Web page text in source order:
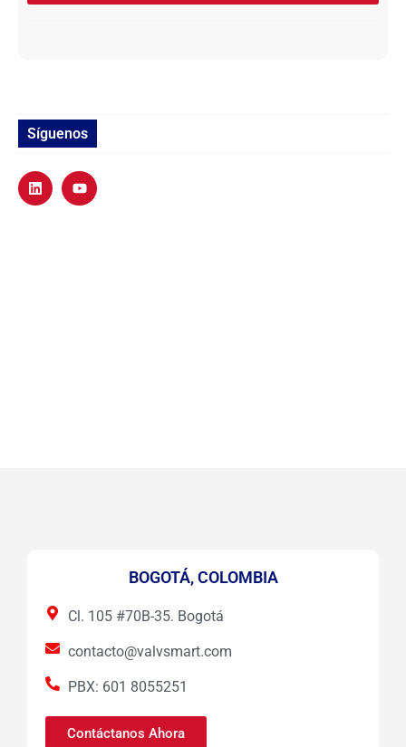
Síguenos
BOGOTÁ, COLOMBIA
Cl. 105 #70B-35. Bogotá
contacto@valvsmart.com
PBX: 601 8055251
Contáctanos Ahora